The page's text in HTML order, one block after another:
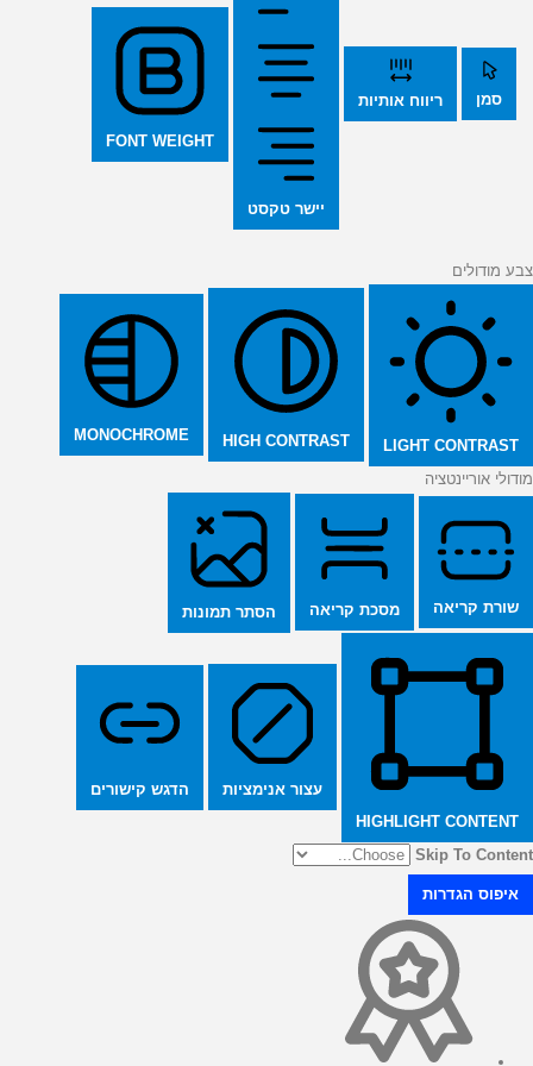
סמן ריווח אותיות
יישר טקסט
FONT WEIGHT
צבע מודולים
LIGHT CONTRAST
HIGH CONTRAST
MONOCHROME
מודולי אוריינטציה
שורת קריאה מסכת קריאה הסתר תמונות
HIGHLIGHT CONTENT
עצור אנימציות הדגש קישורים
Skip To Content
איפוס הגדרות